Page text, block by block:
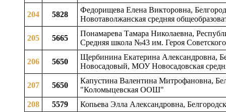
204 5828
Федорищева Елена Викторовна,
Новотаволжанская средняя
205 5665
Понамарева Тамара Николаевна,
Средняя школа №43 им. Героя
206 5650
Щербинина Екатерина Александровна,
Новосадовый, МОУ Новосадовская
207 5650
Капустина Валентина Митрофановна,
"Коломыцевская ООШ"
208
5579 Копьева Элла Александровна,